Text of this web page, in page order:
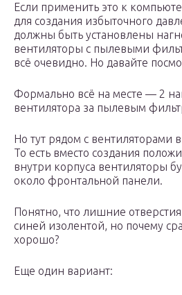
Если применить это к
для создания избыточного
должны быть установлены
вентиляторы с пылевыми
всё очевидно. Но давайте
Формально всё на месте — 2
вентилятора за пылевым
Но тут рядом с
То есть вместо создания
внутри корпуса вентиляторы
около фронтальной панели.
Понятно, что лишние
синей изолентой, но почему
хорошо?
Еще один вариант: